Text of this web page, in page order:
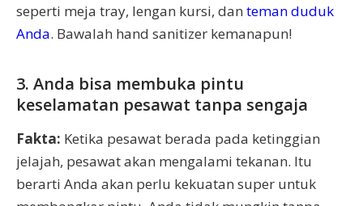
seperti meja tray, lengan kursi, dan teman duduk
Anda. Bawalah hand sanitizer kemanapun!
3. Anda bisa membuka pintu
keselamatan pesawat tanpa sengaja
Fakta: Ketika pesawat berada pada ketinggian
jelajah, pesawat akan mengalami tekanan. Itu
berarti Anda akan perlu kekuatan super untuk